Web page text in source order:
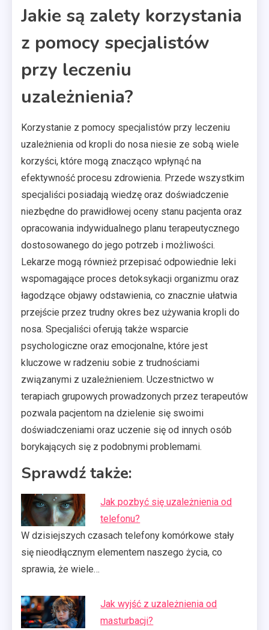
Jakie są zalety korzystania
z pomocy specjalistów
przy leczeniu
uzależnienia?
Korzystanie z pomocy specjalistów przy leczeniu
uzależnienia od kropli do nosa niesie ze sobą wiele
korzyści, które mogą znacząco wpłynąć na
efektywność procesu zdrowienia. Przede wszystkim
specjaliści posiadają wiedzę oraz doświadczenie
niezbędne do prawidłowej oceny stanu pacjenta oraz
opracowania indywidualnego planu terapeutycznego
dostosowanego do jego potrzeb i możliwości.
Lekarze mogą również przepisać odpowiednie leki
wspomagające proces detoksykacji organizmu oraz
łagodzące objawy odstawienia, co znacznie ułatwia
przejście przez trudny okres bez używania kropli do
nosa. Specjaliści oferują także wsparcie
psychologiczne oraz emocjonalne, które jest
kluczowe w radzeniu sobie z trudnościami
związanymi z uzależnieniem. Uczestnictwo w
terapiach grupowych prowadzonych przez terapeutów
pozwala pacjentom na dzielenie się swoimi
doświadczeniami oraz uczenie się od innych osób
borykających się z podobnymi problemami.
Sprawdź także:
Jak pozbyć się uzależnienia od
telefonu?
W dzisiejszych czasach telefony komórkowe stały
się nieodłącznym elementem naszego życia, co
sprawia, że wiele…
Jak wyjść z uzależnienia od
masturbacji?